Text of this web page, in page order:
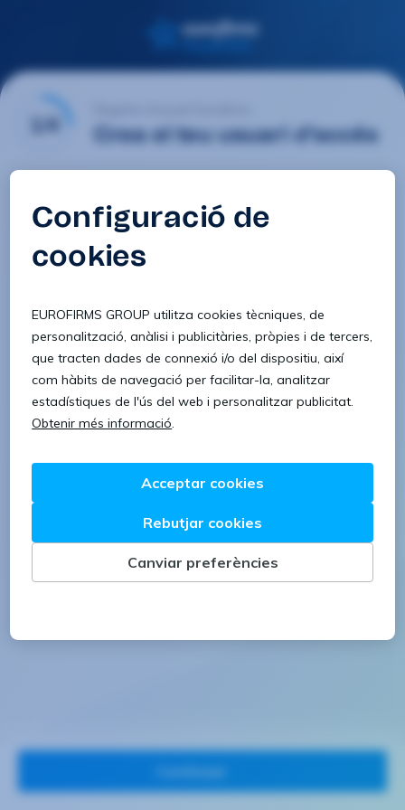
1/4 Crea el teu usuari d'accés
Contrasenya
Confirmar contrasenya
8 caràcters 1 lletra minúscula
1 lletra majúscula 1 número